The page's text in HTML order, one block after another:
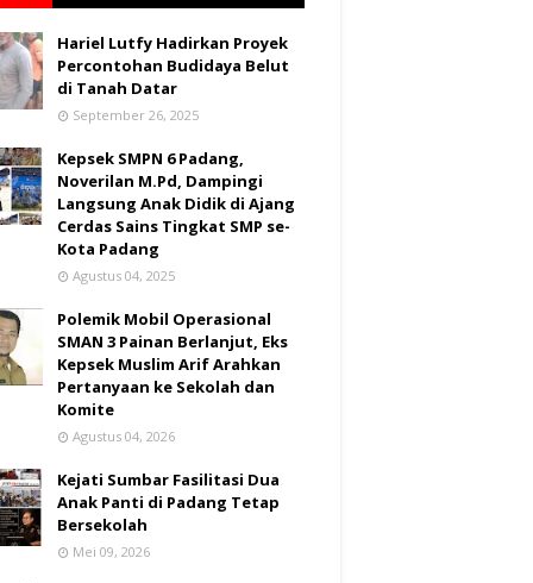
Hariel Lutfy Hadirkan Proyek
Percontohan Budidaya Belut
di Tanah Datar
September 26, 2025
Kepsek SMPN 6 Padang,
Noverilan M.Pd, Dampingi
Langsung Anak Didik di Ajang
Cerdas Sains Tingkat SMP se-
Kota Padang
Agustus 04, 2025
Polemik Mobil Operasional
SMAN 3 Painan Berlanjut, Eks
Kepsek Muslim Arif Arahkan
Pertanyaan ke Sekolah dan
Komite
Agustus 04, 2026
Kejati Sumbar Fasilitasi Dua
Anak Panti di Padang Tetap
Bersekolah
Mei 09, 2026